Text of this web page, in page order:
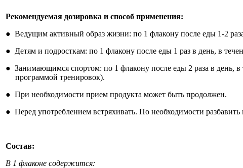
Рекомендуемая дозировка и способ применения:
● Ведущим активный образ жизни: по 1 флакону после еды 1-2
● Детям и подросткам: по 1 флакону после еды 1 раз в день, в
● Занимающимся спортом: по 1 флакону после еды 2 раза в день,
программой тренировок).
● При необходимости прием продукта может быть продолжен.
● Перед употреблением встряхивать. По необходимости
Состав:
В 1 флаконе содержится: